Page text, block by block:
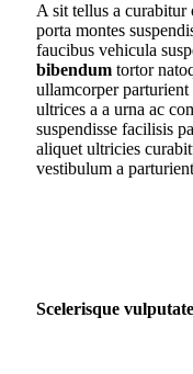
A sit tellus a curabitur
porta montes
faucibus vehicula
bibendum tortor
ullamcorper
ultrices a a urna ac
suspendisse facilisis
aliquet ultricies
vestibulum a
Scelerisque vulputate